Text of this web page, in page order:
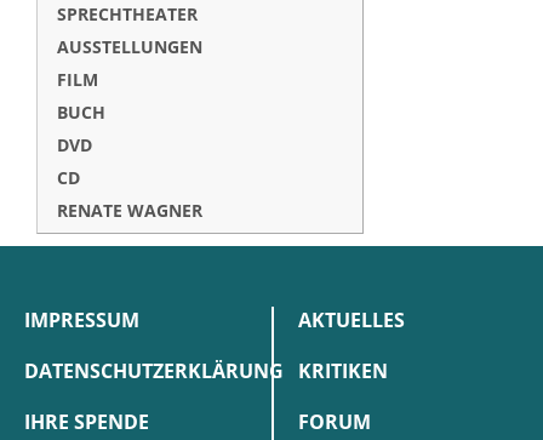
SPRECHTHEATER
AUSSTELLUNGEN
FILM
BUCH
DVD
CD
RENATE WAGNER
IMPRESSUM
DATENSCHUTZERKLÄRUNG
IHRE SPENDE
AKTUELLES
KRITIKEN
FORUM